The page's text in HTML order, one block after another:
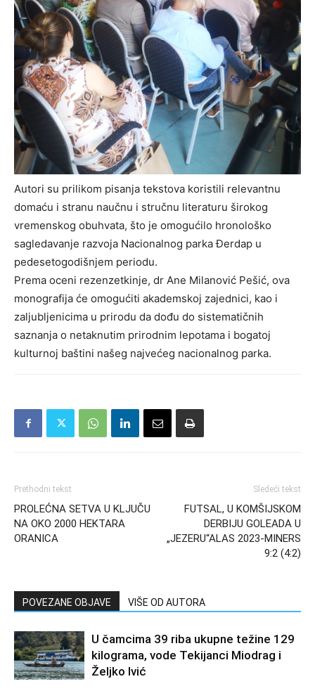
Autori su prilikom pisanja tekstova koristili relevantnu
domaću i stranu naučnu i stručnu literaturu širokog
vremenskog obuhvata, što je omogućilo hronološko
sagledavanje razvoja Nacionalnog parka Đerdap u
pedesetogodišnjem periodu.
Prema oceni rezenzetkinje, dr Ane Milanović Pešić, ova
monografija će omogućiti akademskoj zajednici, kao i
zaljubljenicima u prirodu da dođu do sistematičnih
saznanja o netaknutim prirodnim lepotama i bogatoj
kulturnoj baštini našeg najvećeg nacionalnog parka.
Prethodni tekst
PROLEĆNA SETVA U KLJUČU
NA OKO 2000 HEKTARA
ORANICA
Sledeći tekst
FUTSAL, U KOMŠIJSKOM
DERBIJU GOLEADA U
„JEZERU“ALAS 2023-MINERS
9:2 (4:2)
POVEZANE OBJAVE VIŠE OD AUTORA
U čamcima 39 riba ukupne težine 129
kilograma, vode Tekijanci Miodrag i
Željko Ivić